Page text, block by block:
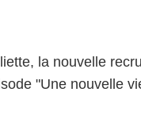
la nouvelle
"Une nouvelle